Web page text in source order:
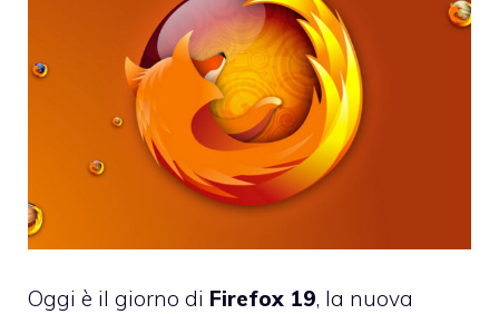
Oggi è il giorno di Firefox 19, la nuova